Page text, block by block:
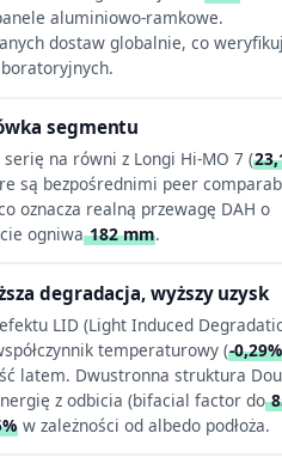
aluminiowo-ramkowe.
dostaw globalnie, co
segmentu
na równi z Longi Hi-MO 7 (
są bezpośrednimi peer
oznacza realną przewagę DAH o
ogniwa182 mm.
degradacja, wyższy uzysk
LID (Light Induced
temperaturowy (-
latem. Dwustronna struktura
z odbicia (bifacial factor do
w zależności od albedo podłoża.